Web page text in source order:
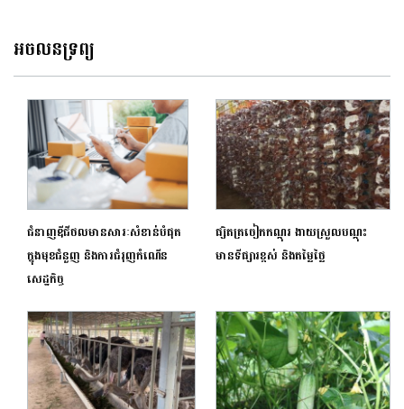
អចលនទ្រព្យ
ជំនាញឌីជីថលមានសារៈសំខាន់បំផុត
ក្នុងមុខជំនួញ និងការជំរុញកំណើន
សេដ្ឋកិច្ច
ផ្សិតត្រចៀកកណ្ដុរ ងាយស្រួលបណ្តុះ
មានទីផ្សារខ្ពស់ និងតម្លៃថ្លៃ